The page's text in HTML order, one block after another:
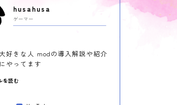
husahusa
ゲーマー
好きな人 modの導入解説や紹介
やってます
を読む